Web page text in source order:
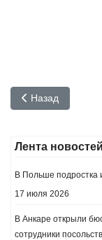
Предыдущий: От
Назад
Лента новостей
В Польше подростка
17 июля 2026
В Анкаре открыли
сотрудники